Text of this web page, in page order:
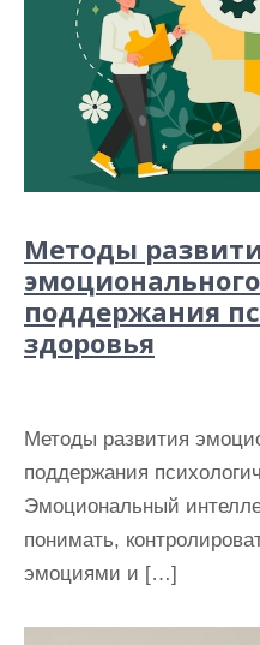
Методы
поддержания
здоровья
Методы развития
поддержания
Эмоциональный
понимать,
эмоциями и […]